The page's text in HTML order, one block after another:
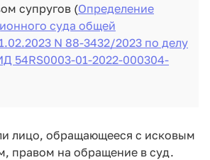
супругов (Определение
суда общей
N 88-3432/2023 по делу
54RS0003-01-2022-000304-
лицо, обращающееся с исковым
правом на обращение в суд.